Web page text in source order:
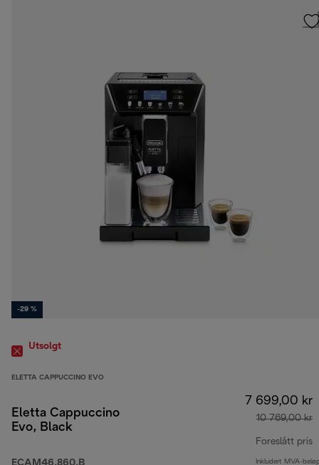
-29 %
Utsolgt
ELETTA CAPPUCCINO EVO
Eletta Cappuccino
Evo, Black
7 699,00 kr
10 769,00 kr
Foreslått pris
Inkludert MVA-